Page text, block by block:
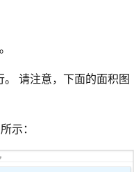
。
请注意，下面的面积图
示：